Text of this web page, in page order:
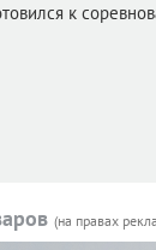
к
(на правах